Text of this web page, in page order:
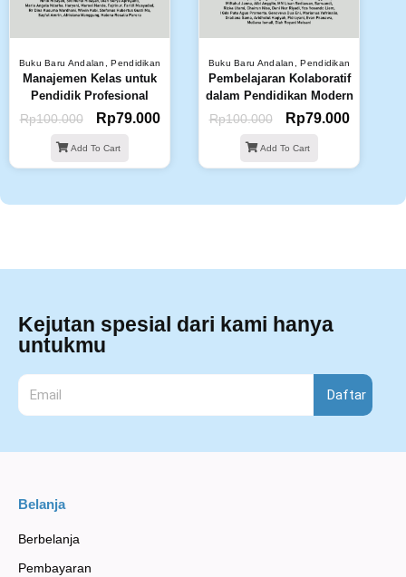
Buku Baru Andalan ,Pendidikan
Manajemen Kelas untuk
Pendidik Profesional
Rp100.000 Rp79.000
Add To Cart
Buku Baru Andalan ,Pendidikan
Pembelajaran Kolaboratif
dalam Pendidikan Modern
Rp100.000 Rp79.000
Add To Cart
Kejutan spesial dari kami hanya
untukmu
Daftar
Belanja
Berbelanja
Pembayaran